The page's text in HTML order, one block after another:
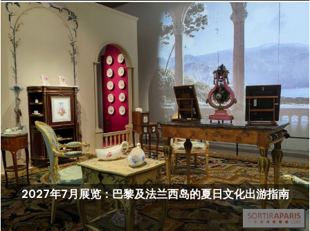
2027年7月展览：巴黎及法兰西岛的夏日文化出游指南